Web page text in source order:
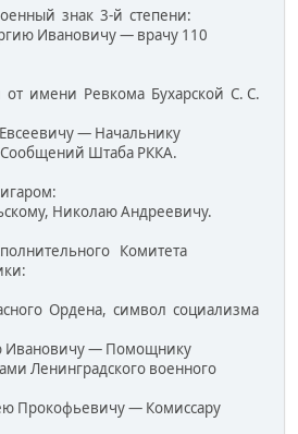
знак 3-й степени:
Ивановичу — врачу 110
имени Ревкома Бухарской С. С.
— Начальнику
Штаба РККА.
Николаю Андреевичу.
Комитета
Ордена, символ социализма
Ивановичу — Помощнику
Ленинградского военного
Прокофьевичу — Комиссару